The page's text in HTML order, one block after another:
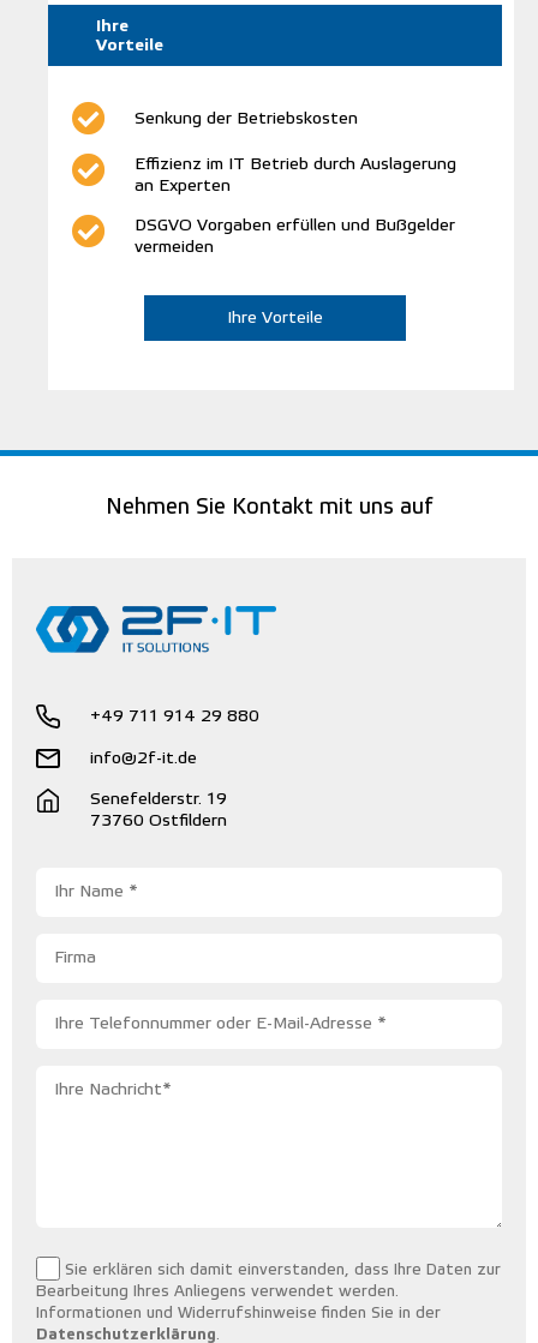
Ihre
Vorteile
Senkung der Betriebskosten
Effizienz im IT Betrieb durch Auslagerung
an Experten
DSGVO Vorgaben erfüllen und Bußgelder
vermeiden
Ihre Vorteile
Nehmen Sie Kontakt mit uns auf
+49 711 914 29 880
info@2f-it.de
Senefelderstr. 19
73760 Ostfildern
Please leave this field empty.
Sie erklären sich damit einverstanden, dass Ihre Daten zur
Bearbeitung Ihres Anliegens verwendet werden.
Informationen und Widerrufshinweise finden Sie in der
Datenschutzerklärung.